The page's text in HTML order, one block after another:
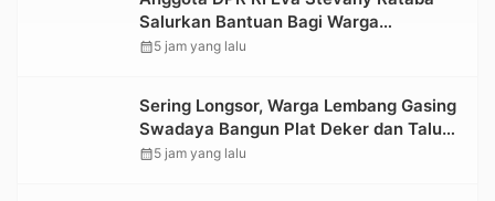
Salurkan Bantuan Bagi Warga
Terdampak Longsor di Buntu Pepasan
calendar_month5 jam yang lalu
Sering Longsor, Warga Lembang Gasing
Swadaya Bangun Plat Deker dan Talut
Jalan Penghubung Antar Lembang
calendar_month5 jam yang lalu